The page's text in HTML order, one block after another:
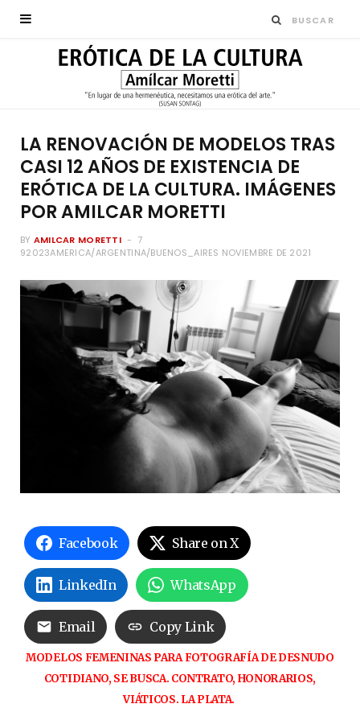
LA RENOVACIÓN DE MODELOS TRAS
CASI 12 AÑOS DE EXISTENCIA DE
ERÓTICA DE LA CULTURA. IMÁGENES
POR AMILCAR MORETTI
BY AMILCAR MORETTI
7
92023AMERICA/ARGENTINA/BUENOS_AIRES NOVIEMBRE DE 2021
Facebook Share on X
LinkedIn WhatsApp
Email Copy Link
MODELOS FEMENINAS PARA FOTOGRAFÍA DE DESNUDO
COTIDIANO, SE BUSCA. CONTRATO, HONORARIOS,
VIÁTICOS. LA PLATA.